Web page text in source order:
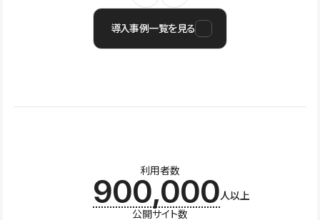
導入事例一覧を見る
利用者数
900,000人以上
公開サイト数